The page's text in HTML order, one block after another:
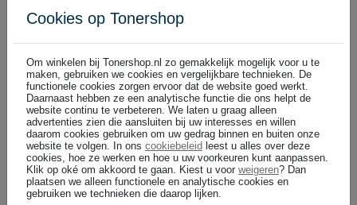
Ricoh cartridges
Altijd voordelig: Tonershop
Ricoh Type 8205D / 885344 toner cartridge zwart (origineel)
Bel voor levertijd +31 26 3193981
55.000 pagina's
€ 88,99( € 73,55 excl)
Cookies op Tonershop
Om winkelen bij Tonershop.nl zo gemakkelijk mogelijk voor u te
maken, gebruiken we cookies en vergelijkbare technieken. De
functionele cookies zorgen ervoor dat de website goed werkt.
Daarnaast hebben ze een analytische functie die ons helpt de
website continu te verbeteren. We laten u graag alleen
advertenties zien die aansluiten bij uw interesses en willen
daarom cookies gebruiken om uw gedrag binnen en buiten onze
website te volgen. In ons cookiebeleid leest u alles over deze
cookies, hoe ze werken en hoe u uw voorkeuren kunt aanpassen.
Klik op oké om akkoord te gaan. Kiest u voor weigeren? Dan
plaatsen we alleen functionele en analytische cookies en
gebruiken we technieken die daarop lijken.